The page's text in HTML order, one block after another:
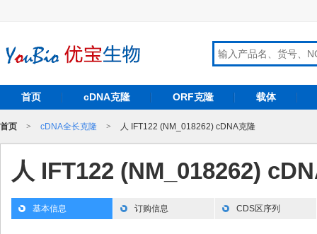
首页 cDNA克隆 ORF克隆 载体
首页 > cDNA全长克隆 > 人 IFT122 (NM_018262) cDNA克隆
人 IFT122 (NM_018262)
基本信息 订购信息 CDS区序列